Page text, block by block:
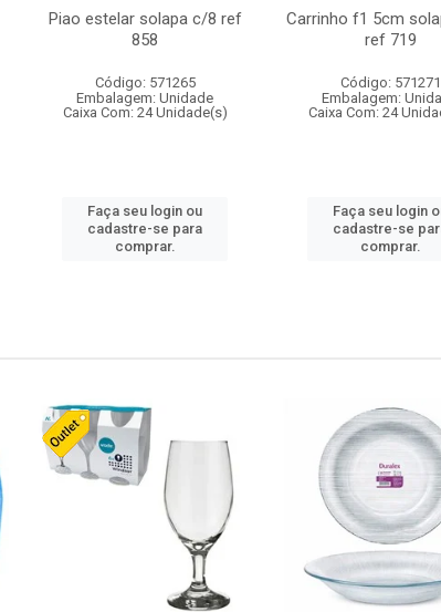
Piao estelar solapa c/8 ref
858
Código: 571265
Embalagem: Unidade
Caixa Com: 24 Unidade(s)
Faça seu login ou
cadastre-se para
comprar.
Carrinho f1 5cm
ref 719
Código: 571271
Embalagem:
Caixa Com: 24
Faça seu login
cadastre-se
comprar.